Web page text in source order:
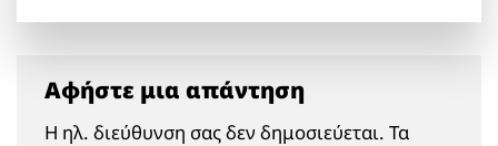
Αφήστε μια απάντηση
Η ηλ. διεύθυνση σας δεν δημοσιεύεται. Τα